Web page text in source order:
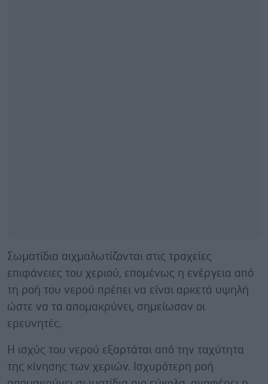
Σωματίδια αιχμαλωτίζονται στις τραχείες
επιφάνειες του χεριού, επομένως η ενέργεια από
τη ροή του νερού πρέπει να είναι αρκετά υψηλή
ώστε να τα απομακρύνει, σημείωσαν οι
ερευνητές.
Η ισχύς του νερού εξαρτάται από την ταχύτητα
της κίνησης των χεριών. Ισχυρότερη ροή